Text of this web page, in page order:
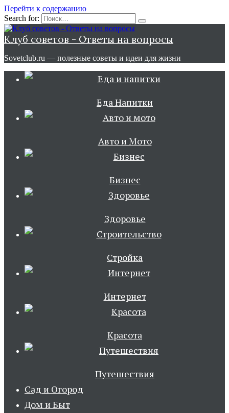
Перейти к содержанию
Search for:
Клуб советов - Ответы на вопросы
Sovetclub.ru — полезные советы и идеи для жизни
Еда Напитки
Авто и Мото
Бизнес
Здоровье
Стройка
Интернет
Красота
Путешествия
Сад и Огород
Дом и Быт